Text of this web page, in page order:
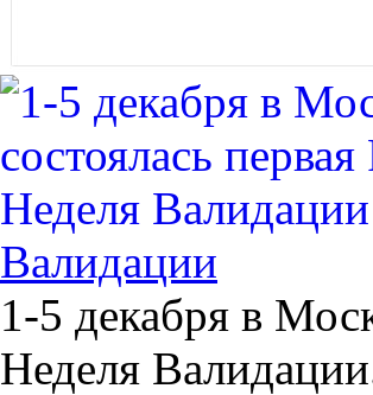
Валидации
1-5 декабря в
Неделя